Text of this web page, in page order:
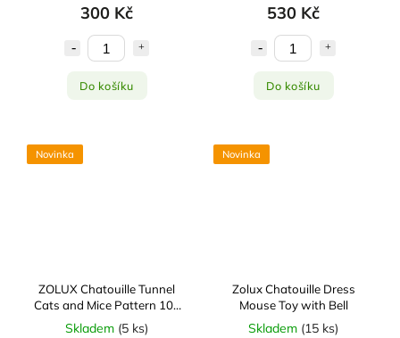
300 Kč
Do košíku
530 Kč
Do košíku
Novinka
ZOLUX Chatouille Tunnel
Cats and Mice Pattern 100
Skladem (5 ks)
Novinka
Zolux Chatouille Dress
Mouse Toy with Bell
Skladem (15 ks)